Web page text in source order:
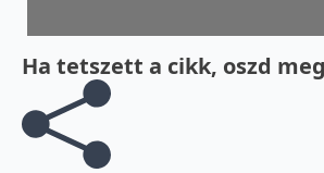
Ha tetszett a cikk, oszd